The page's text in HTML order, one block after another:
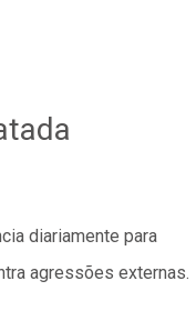
diariamente para
agressões externas.